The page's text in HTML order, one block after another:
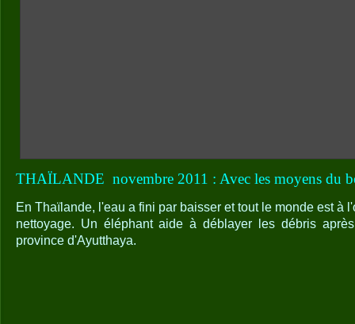
THAÏLANDE novembre 2011 : Avec les moyens du
En Thaïlande, l'eau a fini par baisser et tout le monde est à
nettoyage. Un éléphant aide à déblayer les débris
province d'Ayutthaya.